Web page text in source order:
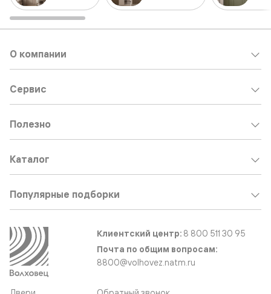
О компании
Сервис
Полезно
Каталог
Популярные подборки
Клиентский центр: 8 800 511 30 95
Почта по общим вопросам:
8800@volhovez.natm.ru